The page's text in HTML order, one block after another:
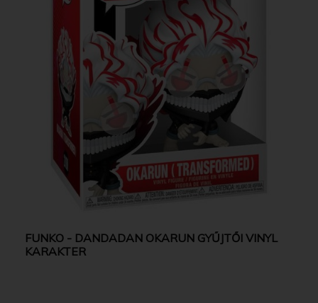
FUNKO - DANDADAN OKARUN GYŰJTŐI VINYL
KARAKTER